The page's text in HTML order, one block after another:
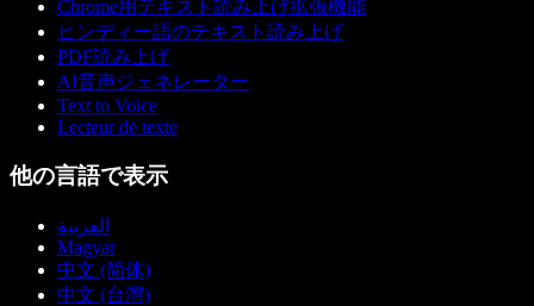
Chrome用テキスト読み上げ拡張機能
ヒンディー語のテキスト読み上げ
PDF読み上げ
AI音声ジェネレーター
Text to Voice
Lecteur de texte
他の言語で表示
العربية
Magyar
中文 (简体)
中文 (台灣)